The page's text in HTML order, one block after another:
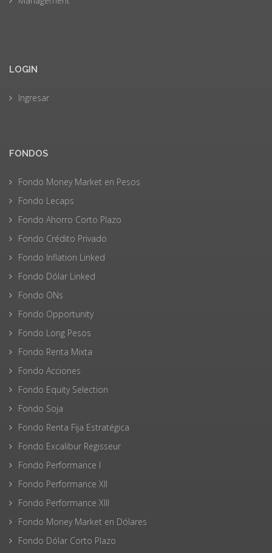
LOGIN
Ingresar
FONDOS
Fondo Money Market en Pesos
Fondo Lecaps
Fondo Ahorro Corto Plazo
Fondo Crédito Privado
Fondo Inflation Linked
Fondo Dólar Linked
Fondo ONs
Fondo Opportunity
Fondo Long Pesos
Fondo Renta Mixta
Fondo Acciones
Fondo Equity Selection
Fondo Soja
Fondo Renta Fija Estratégica
Fondo Excalibur Regisseur
Fondo Performance I
Fondo Performance XII
Fondo Performance XIII
Fondo Money Market en Dólares
Fondo Dólar Corto Plazo